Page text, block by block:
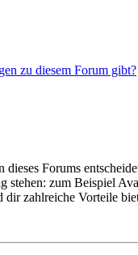
zu diesem Forum gibt?
Forums
zum Beispiel
dir zahlreiche Vorteile